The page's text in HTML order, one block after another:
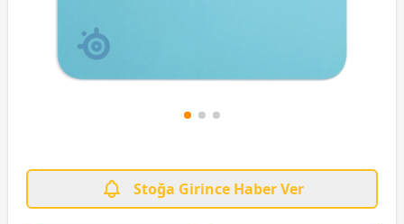
Stoğa Girince Haber Ver